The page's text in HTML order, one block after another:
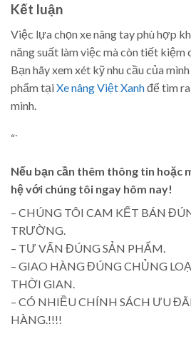
Kết luận
Việc lựa chọn xe nâng tay phù hợp
năng suất làm việc mà còn tiết kiệm
Bạn hãy xem xét kỹ nhu cầu của
phẩm tạiXe nâng Việt Xanhđể tìm
mình.
“`
Nếu bạn cần thêm thông tin hoặc
hệ với chúng tôi ngay hôm nay!
– CHÚNG TÔI CAM KẾT BÁN
TRƯỜNG.
– TƯ VẤN ĐÚNG SẢN PHẨM.
– GIAO HÀNG ĐÚNG CHỦNG
THỜI GIAN.
– CÓ NHIỀU CHÍNH SÁCH ƯU
HÀNG.!!!!